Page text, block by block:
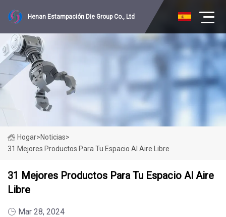
Henan Estampación Die Group Co., Ltd
Hogar>Noticias>
31 Mejores Productos Para Tu Espacio Al Aire Libre
31 Mejores Productos Para Tu Espacio Al Aire
Libre
Mar 28, 2024